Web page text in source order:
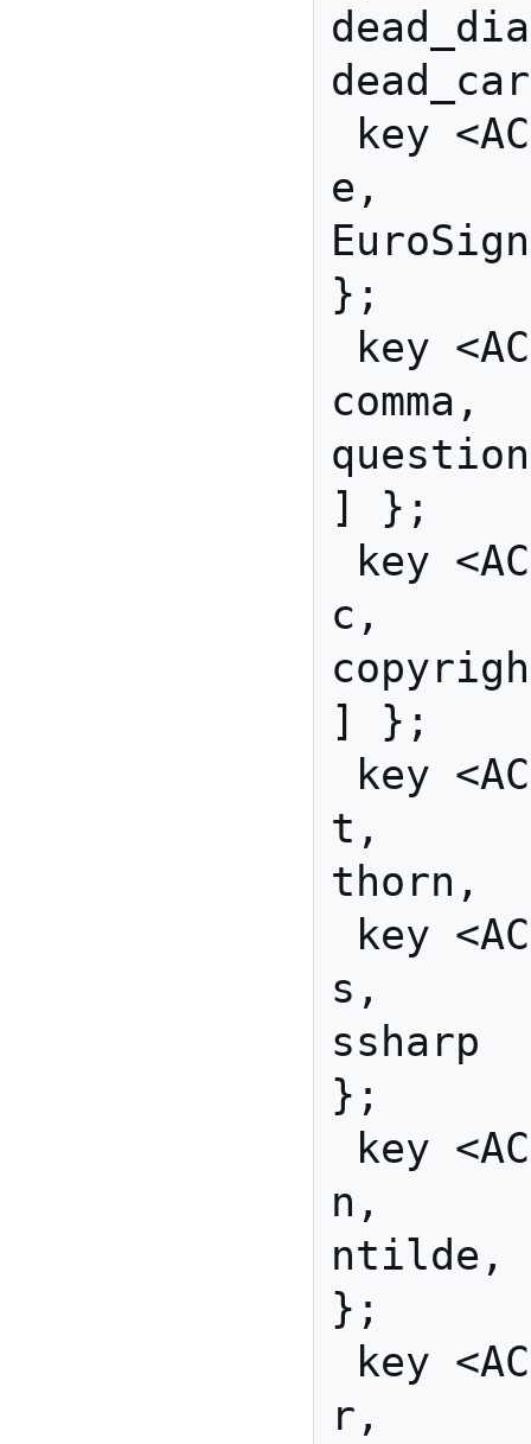
e,
};
] };
c,
] };
t,
thorn,
s,
};
n,
};
r,